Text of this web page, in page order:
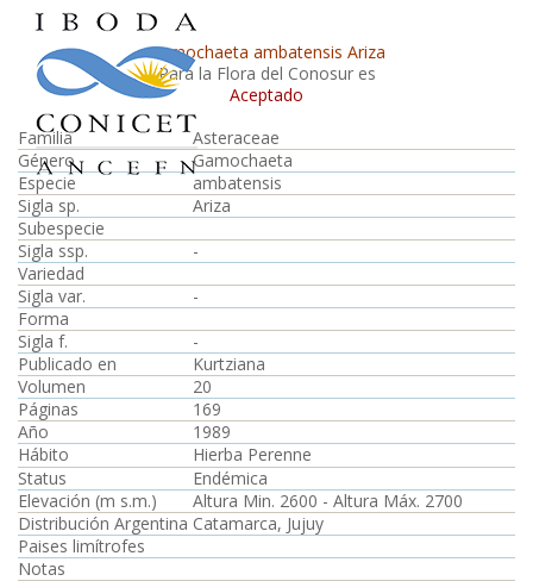
Gamochaeta ambatensis Ariza
Para la Flora del Conosur es
Aceptado
Familia
Asteraceae
Género
Gamochaeta
Especie
ambatensis
Sigla sp.
Ariza
Subespecie
Sigla ssp.
-
Variedad
Sigla var.
-
Forma
Sigla f.
-
Publicado en
Kurtziana
Volumen
20
Páginas
169
Año
1989
Hábito
Hierba Perenne
Status
Endémica
Elevación (m s.m.)
Altura Min. 2600 - Altura Máx. 2700
Distribución Argentina Catamarca, Jujuy
Paises limítrofes
Notas